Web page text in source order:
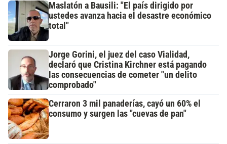
Maslatón a Bausili: "El país dirigido por
ustedes avanza hacia el desastre económico
total"
Jorge Gorini, el juez del caso Vialidad,
declaró que Cristina Kirchner está pagando
las consecuencias de cometer "un delito
comprobado"
Cerraron 3 mil panaderías, cayó un 60% el
consumo y surgen las "cuevas de pan"